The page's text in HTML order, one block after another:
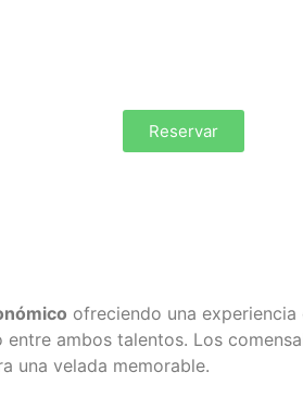
Reservar
ofreciendo una
ambos talentos. Los
una velada memorable.